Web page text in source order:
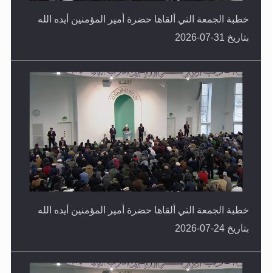
خطبة الجمعة التي ألقاها حضرة أمير المؤمنين أيده الله
بتاريخ 31-07-2026
خطبة الجمعة التي ألقاها حضرة أمير المؤمنين أيده الله
بتاريخ 24-07-2026